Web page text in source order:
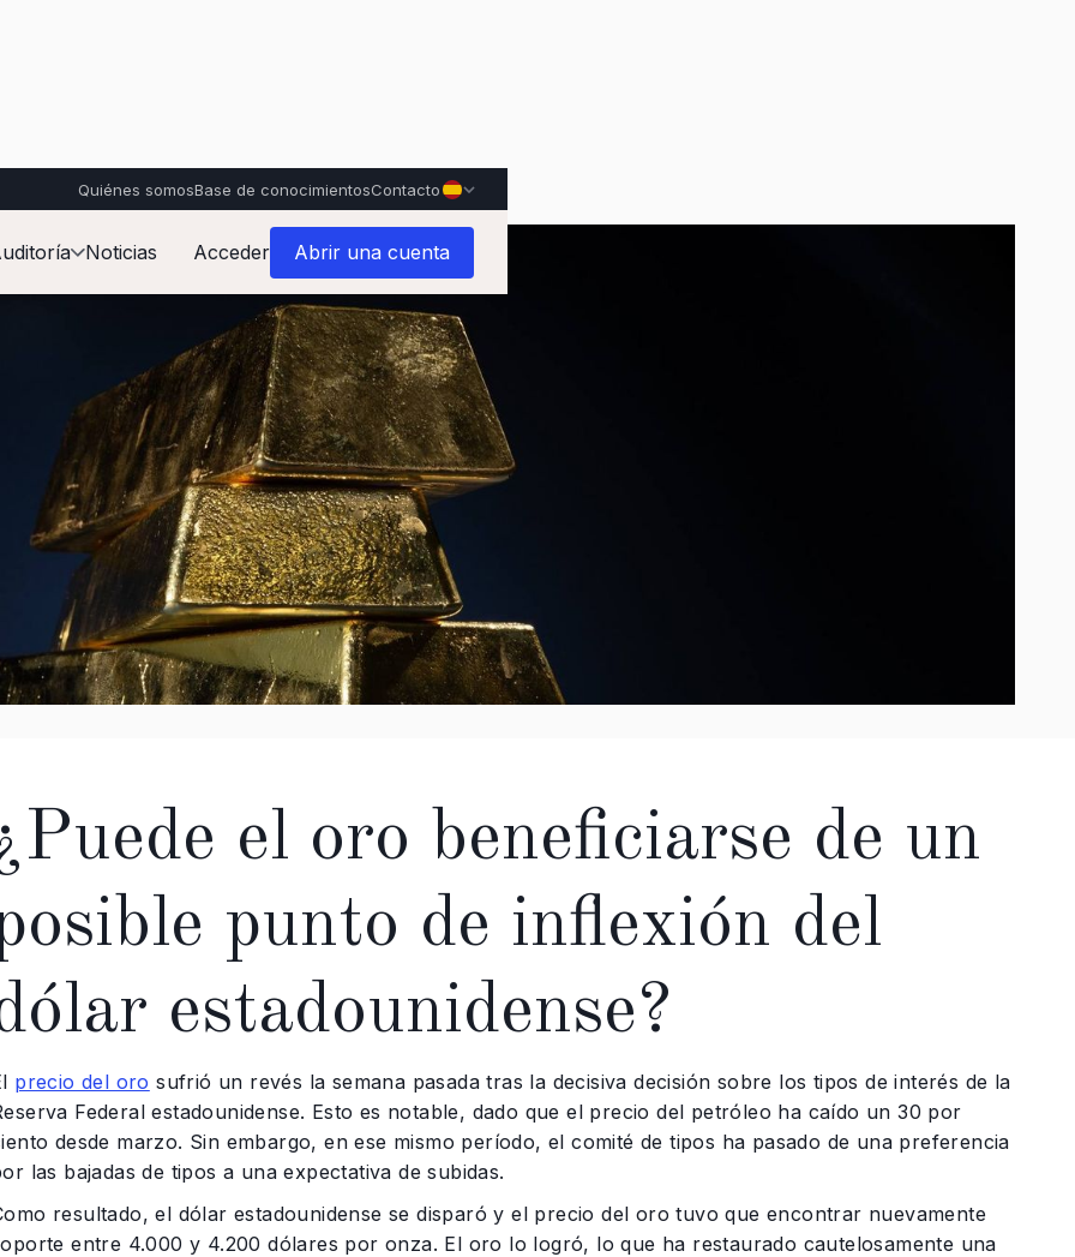
Quiénes somosBase de conocimientosContacto
Noticias Acceder Abrir una cuenta
el oro beneficiarse de un
punto de inflexión del
estadounidense?
precio del oro sufrió un revés la semana pasada tras la decisiva decisión sobre los tipos de interés de la
Federal estadounidense. Esto es notable, dado que el precio del petróleo ha caído un 30 por
desde marzo. Sin embargo, en ese mismo período, el comité de tipos ha pasado de una preferencia
las bajadas de tipos a una expectativa de subidas.
resultado, el dólar estadounidense se disparó y el precio del oro tuvo que encontrar nuevamente
entre 4.000 y 4.200 dólares por onza. El oro lo logró, lo que ha restaurado cautelosamente una